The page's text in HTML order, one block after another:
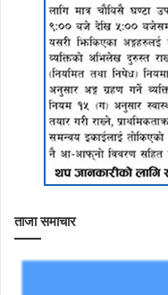
ताजा समाचार